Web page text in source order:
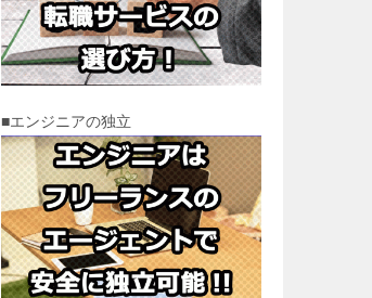
■エンジニアの独立